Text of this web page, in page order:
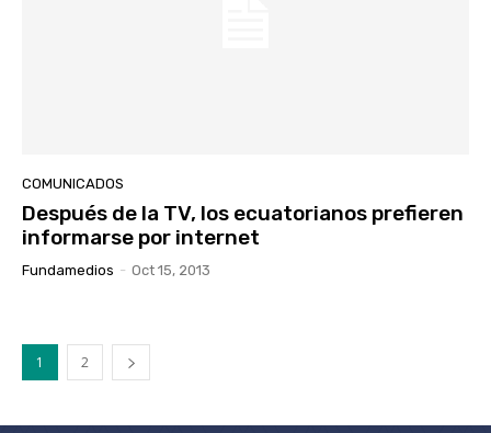
COMUNICADOS
Después de la TV, los ecuatorianos prefieren
informarse por internet
Fundamedios - Oct 15, 2013
1 2